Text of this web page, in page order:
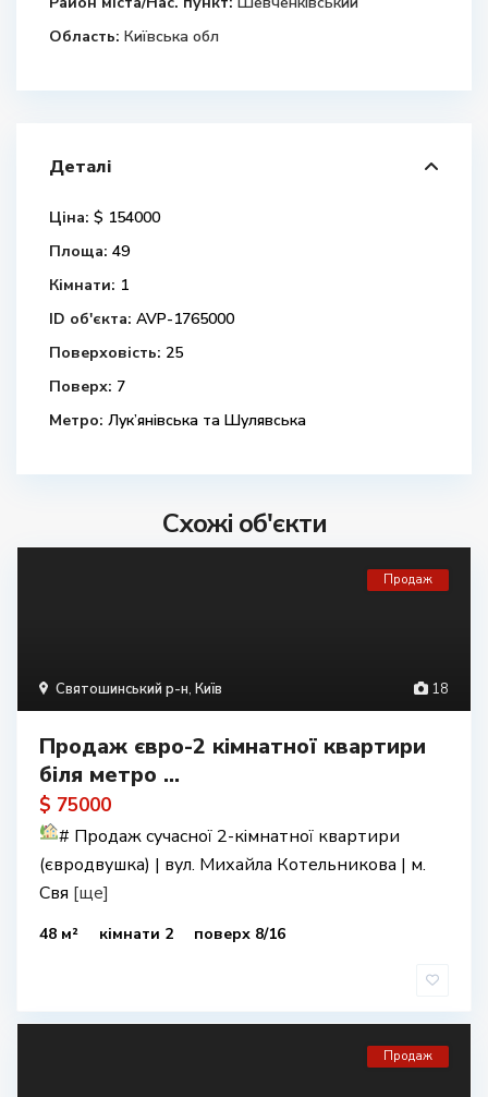
Область: Київська обл
Деталі
Ціна: $ 154000
Площа: 49
Кімнати: 1
ID об'єкта: AVP-1765000
Поверховість: 25
Поверх: 7
Метро: Лук’янівська та Шулявська
Схожі об'єкти
18
Святошинський р-н, Київ
Продаж
Продаж євро-2 кімнатної квартири
біля метро ...
$ 75000
# Продаж сучасної 2-кімнатної квартири
(євродвушка) | вул. Михайла Котельникова | м.
Свя [ще]
48 м² кімнати 2 поверх 8/16
Продаж